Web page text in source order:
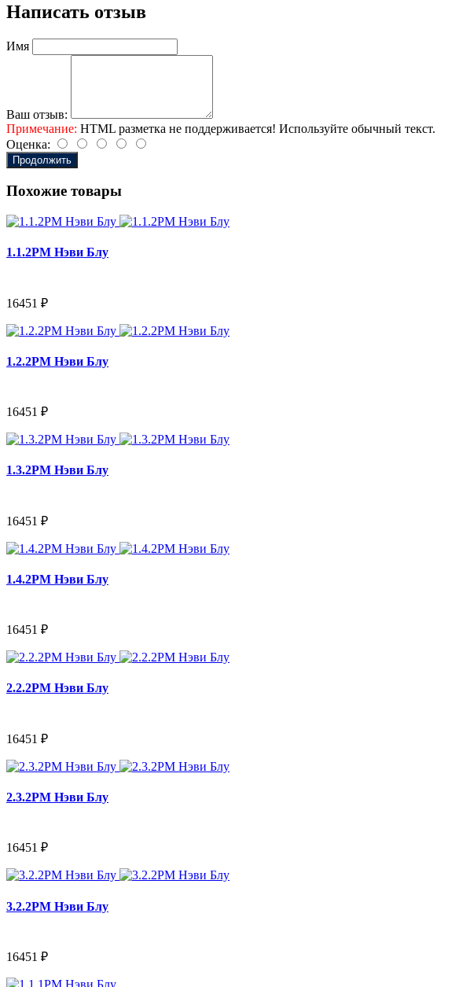
Написать отзыв
Имя
Ваш отзыв:
Примечание: HTML разметка не поддерживается! Используйте обычный текст.
Оценка:
Продолжить
Похожие товары
1.1.2PM Нэви Блу
16451 ₽
1.2.2PM Нэви Блу
16451 ₽
1.3.2PM Нэви Блу
16451 ₽
1.4.2PM Нэви Блу
16451 ₽
2.2.2PM Нэви Блу
16451 ₽
2.3.2PM Нэви Блу
16451 ₽
3.2.2PM Нэви Блу
16451 ₽